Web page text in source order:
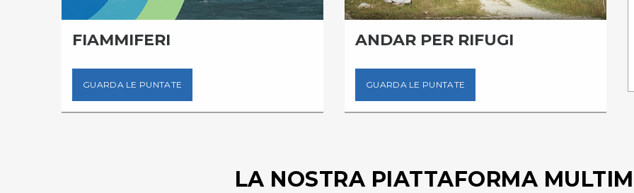
FIAMMIFERI
GUARDA LE PUNTATE
ANDAR PER RIFUGI
GUARDA LE PUNTATE
LA NOSTRA PIATTAFORMA